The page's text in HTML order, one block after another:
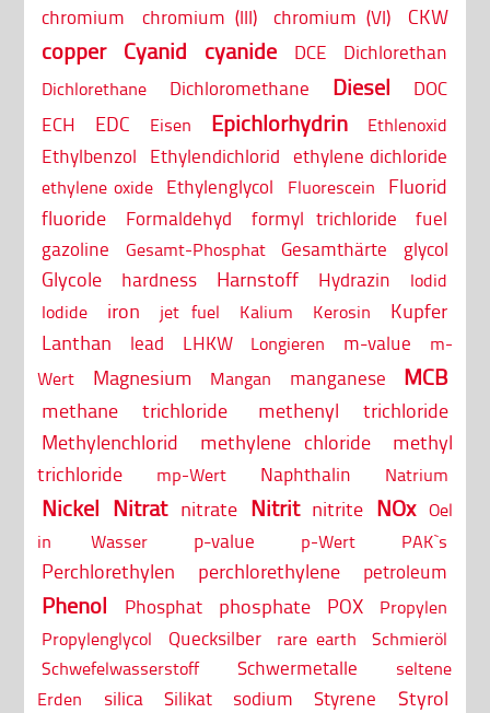
chromium chromium (III) chromium (VI) CKW
copper Cyanid cyanide DCE Dichlorethan
Dichlorethane Dichloromethane Diesel
DOC
ECH
EDC Eisen Epichlorhydrin Ethlenoxid
Ethylbenzol Ethylendichlorid ethylene dichloride
ethylene oxide Ethylenglycol Fluorescein
Fluorid
fluoride
Formaldehyd formyl trichloride
fuel
gazoline
Gesamt-Phosphat Gesamthärte glycol
Glycole hardness Harnstoff Hydrazin
Iodid
Iodide
iron jet fuel Kalium Kerosin
Kupfer
Lanthan
lead LHKW Longieren m-value
m-
Wert
Magnesium Mangan manganese MCB
methane trichloride
methenyl trichloride
Methylenchlorid
methylene chloride
methyl
trichloride
mp-Wert Naphthalin Natrium
Nickel Nitrat nitrate Nitrit nitrite NOx Oel
in Wasser
p-value p-Wert PAK`s
Perchlorethylen perchlorethylene petroleum
Phenol Phosphat phosphate POX
Propylen
Propylenglycol
Quecksilber rare earth
Schmieröl
Schwefelwasserstoff
Schwermetalle
seltene
Erden
silica Silikat sodium Styrene Styrol